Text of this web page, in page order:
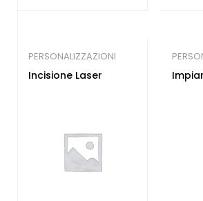
PERSONALIZZAZIONI
Incisione Laser